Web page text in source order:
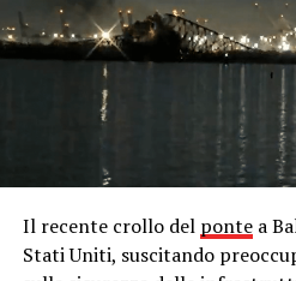
profilo tra Napoli eInter
,
importanti della Serie A
verificato un alterco tra Juan
che ha attirato l’attenzione
In seguito alla partita, sono
Acerbi avrebbe rivolto insulti
durante l’incontro. Queste
immediatamente scatenato
dell’opinione pubblica e dei
Il recente crollo del pontea
Stati Uniti, suscitando